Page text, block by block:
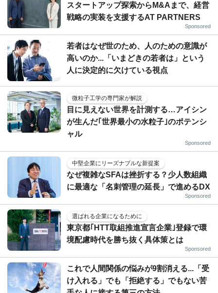
スタートアップ探索からM&Aまで、経営
戦略の実装を支援するAT PARTNERS
Sponsored
若者はなぜ世のため、人のための意識が
高いのか...「いまどきの若者は」という
人に決定的に欠けている視点
微粒子工学の専門家が解説
目に見えない世界を計測する…アイシン
が生んだ｢世界最小の水粒子｣のポテンシ
ャル
Sponsored
中堅企業にリーズナブルな新提案
なぜ複雑なSFAは挫折する？少人数組織
に最適な「名刺管理の延長」で進めるDX
Sponsored
選ばれる企業になるために
東京都｢HTT取組推進宣言企業｣登録で環
境配慮時代を勝ち抜く具体策とは
Sponsored
これで人間関係の悩みが9割消える...「受
け入れる」でも「拒絶する」でもない苦